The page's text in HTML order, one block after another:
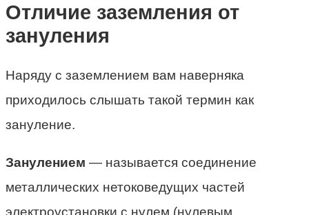
Отличие заземления от
зануления
Наряду с заземлением вам наверняка
приходилось слышать такой термин как
зануление.
Занулением — называется соединение
металлических нетоковедущих частей